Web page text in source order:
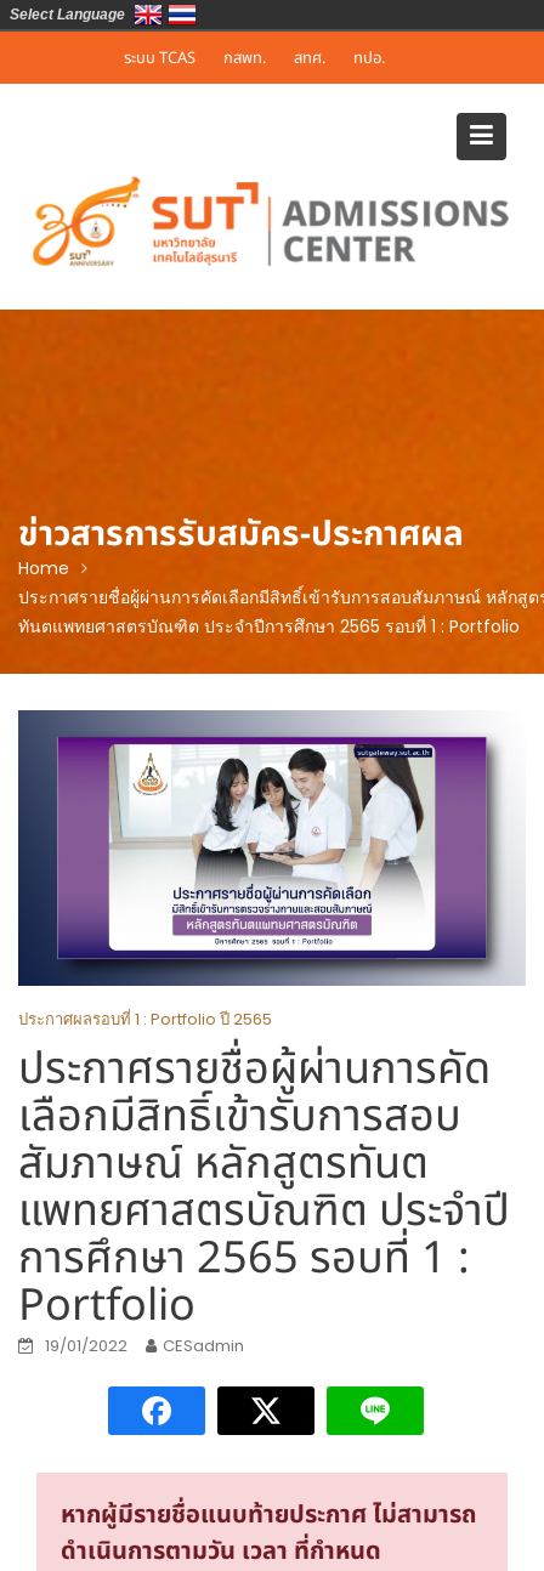
ระบบ TCAS กสพท. สทศ. ทปอ.
ข่าวสารการรับสมัคร-ประกาศผล
Home
ประกาศรายชื่อผู้ผ่านการคัดเลือกมีสิทธิ์เข้ารับการสอบสัมภาษณ์ หลักสูต
ทันตแพทยศาสตรบัณฑิต ประจำปีการศึกษา 2565 รอบที่ 1 : Portfolio
ประกาศผลรอบที่ 1 : Portfolio ปี 2565
ประกาศรายชื่อผู้ผ่านการคัด
เลือกมีสิทธิ์เข้ารับการสอบ
สัมภาษณ์ หลักสูตรทันต
แพทยศาสตรบัณฑิต ประจำปี
การศึกษา 2565 รอบที่ 1 :
Portfolio
19/01/2022 CESadmin
หากผู้มีรายชื่อแนบท้ายประกาศ ไม่สามารถ
ดำเนินการตามวัน เวลา ที่กำหนด
Select Language